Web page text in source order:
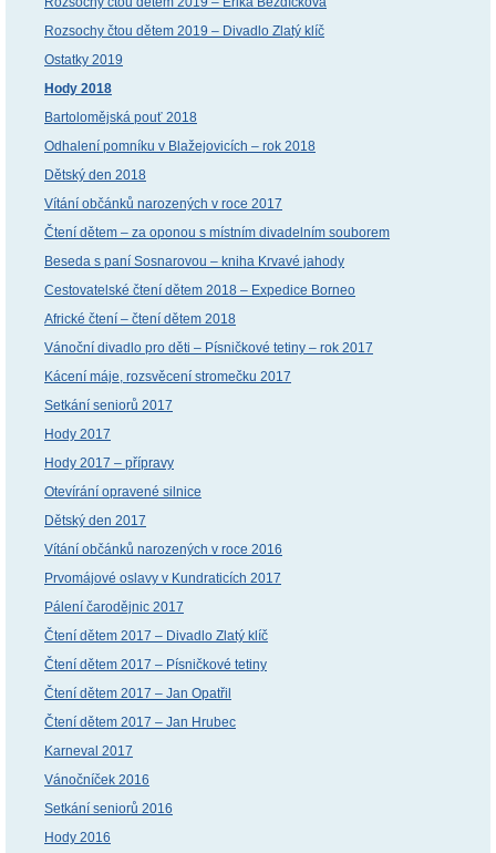
Rozsochy čtou dětem 2019 – Divadlo Zlatý klíč
Ostatky 2019
Hody 2018
Bartolomějská pouť 2018
Odhalení pomníku v Blažejovicích – rok 2018
Dětský den 2018
Vítání občánků narozených v roce 2017
Čtení dětem – za oponou s místním divadelním souborem
Beseda s paní Sosnarovou – kniha Krvavé jahody
Cestovatelské čtení dětem 2018 – Expedice Borneo
Africké čtení – čtení dětem 2018
Vánoční divadlo pro děti – Písničkové tetiny – rok 2017
Kácení máje, rozsvěcení stromečku 2017
Setkání seniorů 2017
Hody 2017
Hody 2017 – přípravy
Otevírání opravené silnice
Dětský den 2017
Vítání občánků narozených v roce 2016
Prvomájové oslavy v Kundraticích 2017
Pálení čarodějnic 2017
Čtení dětem 2017 – Divadlo Zlatý klíč
Čtení dětem 2017 – Písničkové tetiny
Čtení dětem 2017 – Jan Opatřil
Čtení dětem 2017 – Jan Hrubec
Karneval 2017
Vánočníček 2016
Setkání seniorů 2016
Hody 2016